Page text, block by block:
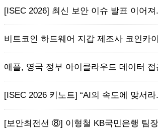
[ISEC 2026] 최신 보안 이슈 발표 이어져
비트코인 하드웨어 지갑 제조사 코인카
애플, 영국 정부 아이클라우드 데이터
[ISEC 2026 키노트] “AI의 속도에 맞서라
[보안최전선 ⑧] 이형철 KB국민은행 팀